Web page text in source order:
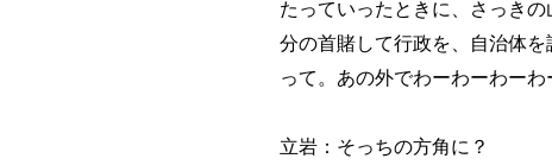
たっていったときに、さっき
分の首賭して行政を、自治体
って。あの外でわーわーわー
立岩：そっちの方角に？